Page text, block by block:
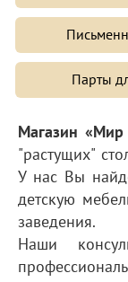
Парты
Магазин «Мир
"растущих"
У нас Вы
детскую
заведения.
Наши